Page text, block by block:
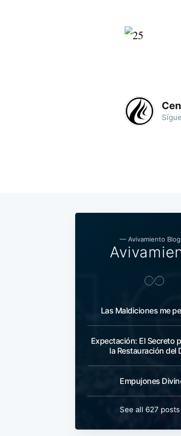
— Avivamiento
Las Maldiciones me
Expectación: El Secreto
la Restauración del
Empujones
See all 627